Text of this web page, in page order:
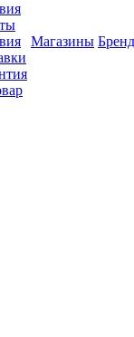
Магазины